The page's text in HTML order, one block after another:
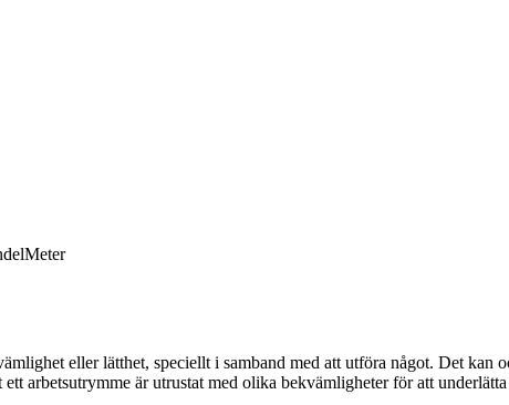
Meter
eller lätthet, speciellt i samband med att utföra något. Det
arbetsutrymme är utrustat med olika bekvämligheter för att